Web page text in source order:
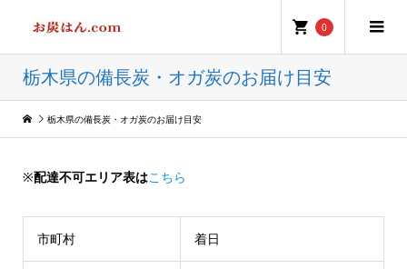
0
栃木県の備長炭・オガ炭のお届け目安
栃木県の備長炭・オガ炭のお届け目安
※配達不可エリア表はこちら
市町村 着日